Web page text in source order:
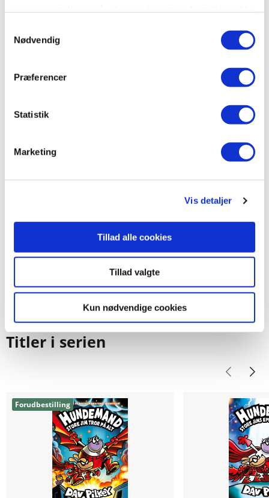
tilbagetrækker et samtykke.
Nødvendig
Præferencer
Statistik
Marketing
Vis detaljer
Tillad alle cookies
Tillad valgte
Kun nødvendige cookies
Titler i serien
Forudbestilling